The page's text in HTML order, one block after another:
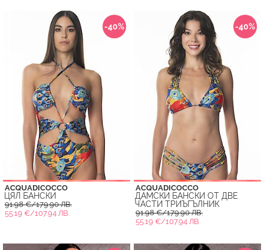
-40%
ACQUADICOCCO
ЦЯЛ БАНСКИ
91.98 €/179.90 ЛВ.
55.19 €/107.94 ЛВ.
-40%
ACQUADICOCCO
ДАМСКИ БАНСКИ ОТ ДВЕ
ЧАСТИ ТРИЪГЪЛНИК
91.98 €/179.90 ЛВ.
55.19 €/107.94 ЛВ.